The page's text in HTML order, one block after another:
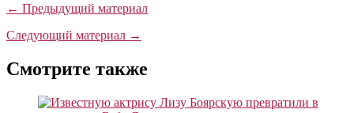
← Предыдущий материал
Следующий материал →
Смотрите также